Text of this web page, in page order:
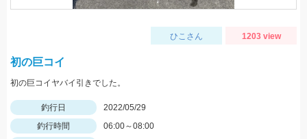
ひこさん 1203 view
初の巨コイ
初の巨コイヤバイ引きでした。
釣行日
2022/05/29
釣行時間
06:00～08:00